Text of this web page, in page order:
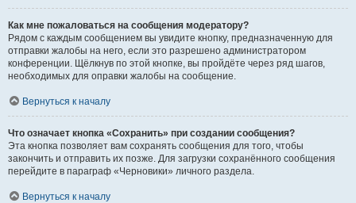
Как мне пожаловаться на сообщения модератору?
Рядом с каждым сообщением вы увидите кнопку, предназначенную для
отправки жалобы на него, если это разрешено администратором
конференции. Щёлкнув по этой кнопке, вы пройдёте через ряд шагов,
необходимых для оправки жалобы на сообщение.
Вернуться к началу
Что означает кнопка «Сохранить» при создании сообщения?
Эта кнопка позволяет вам сохранять сообщения для того, чтобы
закончить и отправить их позже. Для загрузки сохранённого сообщения
перейдите в параграф «Черновики» личного раздела.
Вернуться к началу